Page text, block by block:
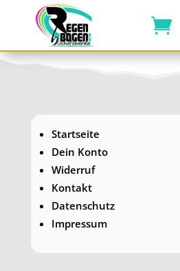
Startseite
Dein Konto
Widerruf
Kontakt
Datenschutz
Impressum